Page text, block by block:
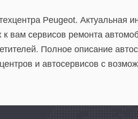
Peugeot. Актуальная
вам сервисов ремонта
Полное описание
и автосервисов с